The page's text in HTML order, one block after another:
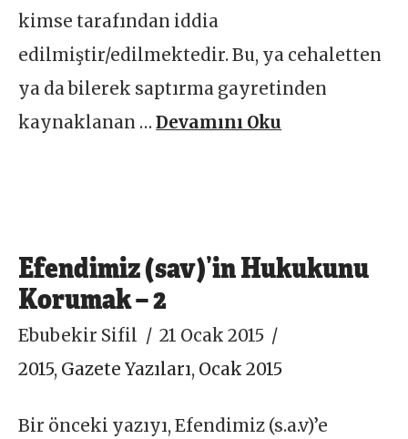
kimse tarafından iddia
edilmiştir/edilmektedir. Bu, ya cehaletten
ya da bilerek saptırma gayretinden
kaynaklanan …Devamını Oku
Efendimiz (sav)’in Hukukunu
Korumak – 2
Ebubekir Sifil
21 Ocak 2015
2015, Gazete Yazıları, Ocak 2015
Bir önceki yazıyı, Efendimiz (s.a.v)’e